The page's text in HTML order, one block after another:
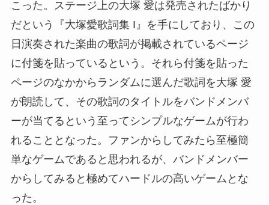
こった。ステージ上の大塚 愛は発売されたばかり
だという『大塚愛歌詞集 I』を手にしており、この
日演奏された楽曲の歌詞が掲載されているページ
に付箋を貼っているという。それら付箋を貼った
ページのなかからランダムに選んだ歌詞を大塚 愛
が朗読して、その歌詞のタイトルをバンドメンバ
ーが当てるという至ってシンプルなゲームが行わ
れることとなった。ファンからしてみたら至極簡
単なゲームであると思われるが、バンドメンバー
からしてみると極めてハードルの高いゲームとな
った。